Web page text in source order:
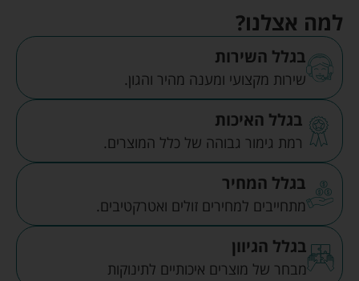
למה אצלנו?
בגלל השירות
שירות מקצועי ומענה מהיר והגון.
בגלל האיכות
רמת גימור גבוהה של כלל המוצרים.
בגלל המחיר
מתחייבים למחירים זולים ואטרקטיבים.
בגלל הגיוון
מבחר של מוצרים איכותיים לתינוקות